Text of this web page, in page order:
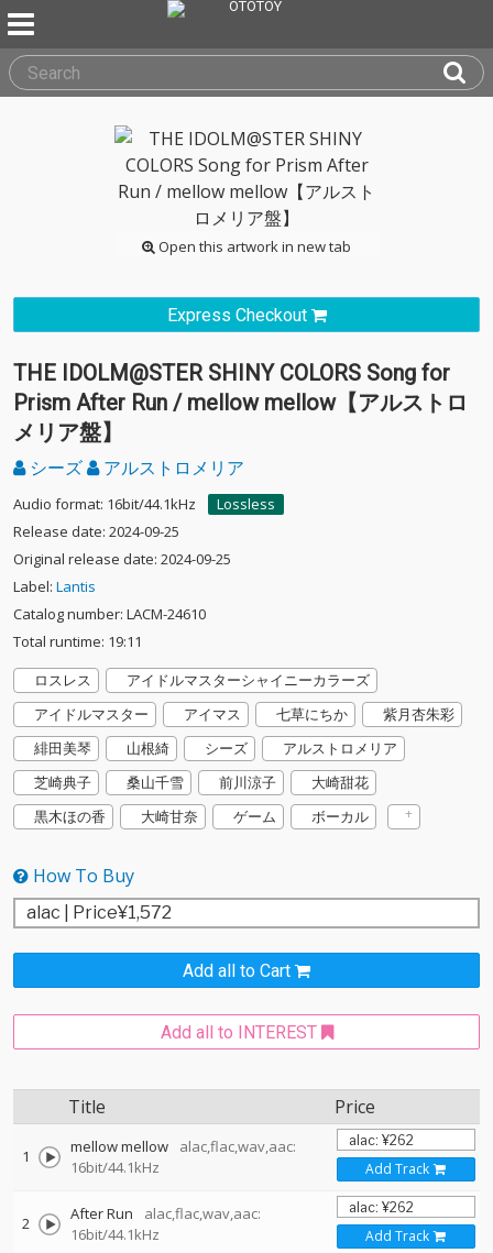
Open this artwork in new tab
Express Checkout
THE IDOLM@STER SHINY COLORS Song for
Prism After Run / mellow mellow【アルストロ
メリア盤】
シーズ アルストロメリア
Audio format: 16bit/44.1kHz
Lossless
Release date: 2024-09-25
Original release date: 2024-09-25
Label: Lantis
Catalog number: LACM-24610
Total runtime: 19:11
ロスレス
アイドルマスターシャイニーカラーズ
アイドルマスター
アイマス 七草にちか
紫月杏朱彩
緋田美琴
山根綺 シーズ
アルストロメリア
芝崎典子
桑山千雪 前川涼子
大崎甜花
黒木ほの香
大崎甘奈 ゲーム ボーカル
How To Buy
Add all to Cart
Add all to INTEREST
Title Price
1 mellow mellow
alac,flac,wav,aac:
16bit/44.1kHz
Add Track
2 After Run
alac,flac,wav,aac:
16bit/44.1kHz
Add Track